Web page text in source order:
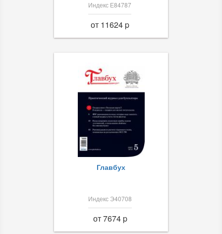
Индекс Е84787
от 11624 p
Главбух
Индекс Э40708
от 7674 p